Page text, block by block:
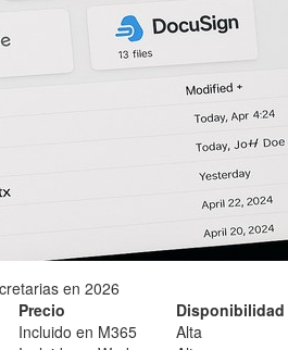
en 2026
Precio
Disponibilidad
Incluido en M365
Alta